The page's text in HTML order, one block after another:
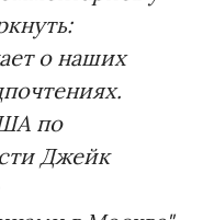
о наших
по
Джейк